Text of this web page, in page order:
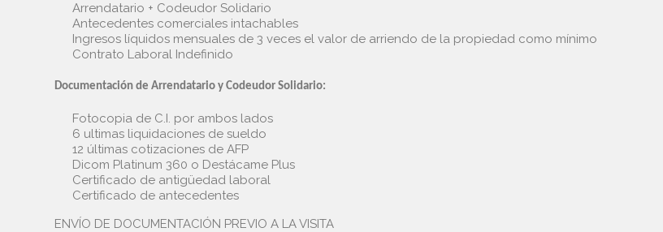
Arrendatario + Codeudor Solidario
Antecedentes comerciales intachables
Ingresos líquidos mensuales de 3 veces el valor de arriendo de la propiedad como mínimo
Contrato Laboral Indefinido
Documentación de Arrendatario y Codeudor Solidario:
Fotocopia de C.I. por ambos lados
6 ultimas liquidaciones de sueldo
12 últimas cotizaciones de AFP
Dicom Platinum 360 o Destácame Plus
Certificado de antigüedad laboral
Certificado de antecedentes
ENVÍO DE DOCUMENTACIÓN PREVIO A LA VISITA